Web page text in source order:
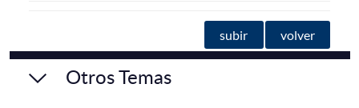
subir volver
Otros Temas